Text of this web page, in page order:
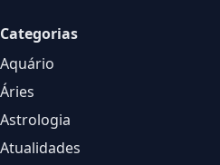
Categorias
Aquário
Áries
Astrologia
Atualidades